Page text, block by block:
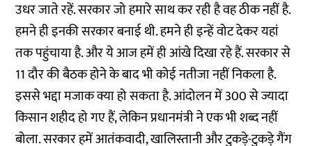
उधर जाते रहें. सरकार जो हमारे साथ कर रही है वह ठीक नहीं है.
हमने ही इनकी सरकार बनाई थी. हमने ही इन्हें वोट देकर यहां
तक पहुंचाया है. और ये आज हमें ही आंखे दिखा रहे हैं. सरकार से
11 दौर की बैठक होने के बाद भी कोई नतीजा नहीं निकला है.
इससे भद्दा मजाक क्या हो सकता है. आंदोलन में 300 से ज्यादा
किसान शहीद हो गए हैं, लेकिन प्रधानमंत्री ने एक भी शब्द नहीं
बोला. सरकार हमें आतंकवादी, खालिस्तानी और टुकड़े-टुकड़े गैंग